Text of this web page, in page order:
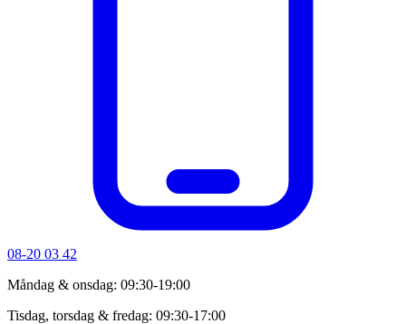
08-20 03 42
Måndag & onsdag: 09:30-19:00
Tisdag, torsdag & fredag: 09:30-17:00